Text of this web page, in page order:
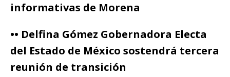
informativas de Morena
•• Delfina Gómez Gobernadora Electa
del Estado de México sostendrá tercera
reunión de transición